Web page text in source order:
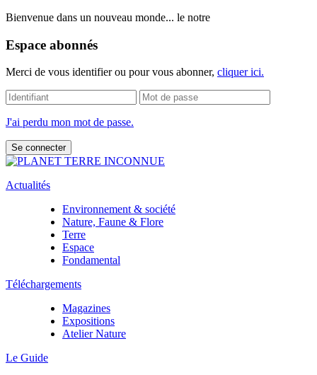
Bienvenue dans un nouveau monde... le notre
Espace abonnés
Merci de vous identifier ou pour vous abonner, cliquer ici.
J'ai perdu mon mot de passe.
Actualités
Environnement & société
Nature, Faune & Flore
Terre
Espace
Fondamental
Téléchargements
Magazines
Expositions
Atelier Nature
Le Guide